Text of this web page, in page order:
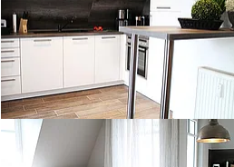
Show larger version for: